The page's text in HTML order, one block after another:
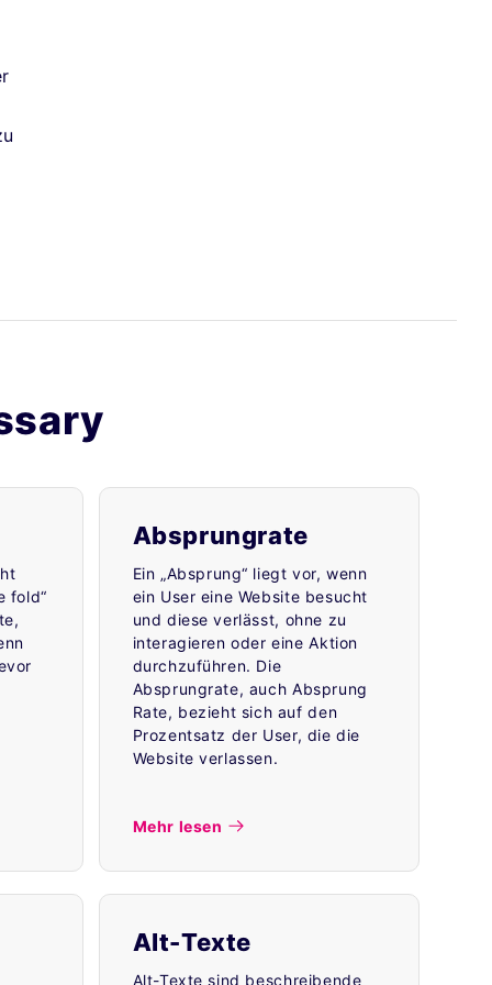
fold“
Absprungrate
Ein „Absprung“ liegt vor, wenn
ein User eine Website besucht
und diese verlässt, ohne zu
interagieren oder eine Aktion
durchzuführen. Die
Absprungrate, auch Absprung
Rate, bezieht sich auf den
Prozentsatz der User, die die
Website verlassen.
Mehr lesen
Alt-Texte
Alt-Texte sind beschreibende